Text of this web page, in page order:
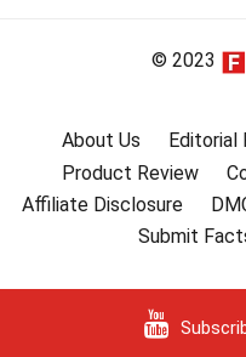
© 2023
About Us Editorial
Product Review
Affiliate Disclosure
Submit